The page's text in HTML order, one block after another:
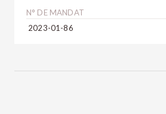
N° DE MANDAT
2023-01-86